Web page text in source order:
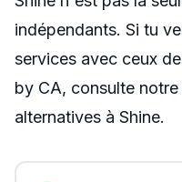
indépendants. Si tu
services avec ceux
by CA, consulte
alternatives à Shine.